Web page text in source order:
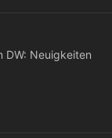
DW: Neuigkeiten